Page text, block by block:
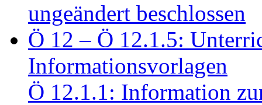
ungeändert beschlossen
Ö 12 – Ö 12.1.5:
Informationsvorlagen
Ö 12.1.1: Information